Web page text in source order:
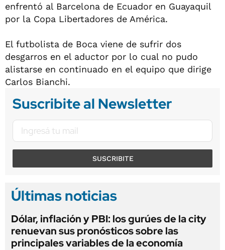
enfrentó al Barcelona de Ecuador en Guayaquil
por la Copa Libertadores de América.
El futbolista de Boca viene de sufrir dos
desgarros en el aductor por lo cual no pudo
alistarse en continuado en el equipo que dirige
Carlos Bianchi.
Suscribite al Newsletter
SUSCRIBITE
Últimas noticias
Dólar, inflación y PBI: los gurúes de la city
renuevan sus pronósticos sobre las
principales variables de la economía